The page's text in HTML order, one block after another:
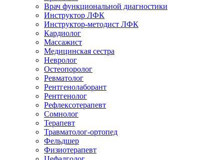
Врач функциональной диагностики
Инструктор ЛФК
Инструктор-методист ЛФК
Кардиолог
Массажист
Медицинская сестра
Невролог
Остеопоролог
Ревматолог
Рентгенолаборант
Рентгенолог
Рефлексотерапевт
Сомнолог
Терапевт
Травматолог-ортопед
Фельдшер
Физиотерапевт